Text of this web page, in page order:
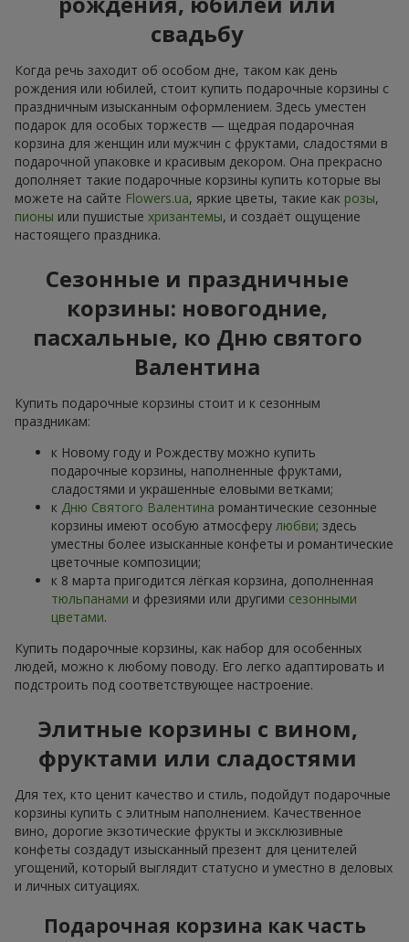
свадьбу
Когда речь заходит об особом дне, таком как день
рождения или юбилей, стоит купить подарочные корзины с
праздничным изысканным оформлением. Здесь уместен
подарок для особых торжеств — щедрая подарочная
корзина для женщин или мужчин с фруктами, сладостями в
подарочной упаковке и красивым декором. Она прекрасно
дополняет такие подарочные корзины купить которые вы
можете на сайте Flowers.ua, яркие цветы, такие как розы,
пионы или пушистые хризантемы, и создаёт ощущение
настоящего праздника.
Сезонные и праздничные
корзины: новогодние,
пасхальные, ко Дню святого
Валентина
Купить подарочные корзины стоит и к сезонным
праздникам:
к Новому году и Рождеству можно купить
подарочные корзины, наполненные фруктами,
сладостями и украшенные еловыми ветками;
к Дню Святого Валентина романтические сезонные
корзины имеют особую атмосферу любви; здесь
уместны более изысканные конфеты и романтические
цветочные композиции;
к 8 марта пригодится лёгкая корзина, дополненная
тюльпанами и фрезиями или другими сезонными
цветами.
Купить подарочные корзины, как набор для особенных
людей, можно к любому поводу. Его легко адаптировать и
подстроить под соответствующее настроение.
Элитные корзины с вином,
фруктами или сладостями
Для тех, кто ценит качество и стиль, подойдут подарочные
корзины купить с элитным наполнением. Качественное
вино, дорогие экзотические фрукты и эксклюзивные
конфеты создадут изысканный презент для ценителей
угощений, который выглядит статусно и уместно в деловых
и личных ситуациях.
Подарочная корзина как часть